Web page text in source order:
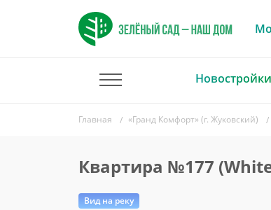
Новостройки
Главная «Гранд Комфорт» (г. Жуковский)
Квартира №177
Вид на реку